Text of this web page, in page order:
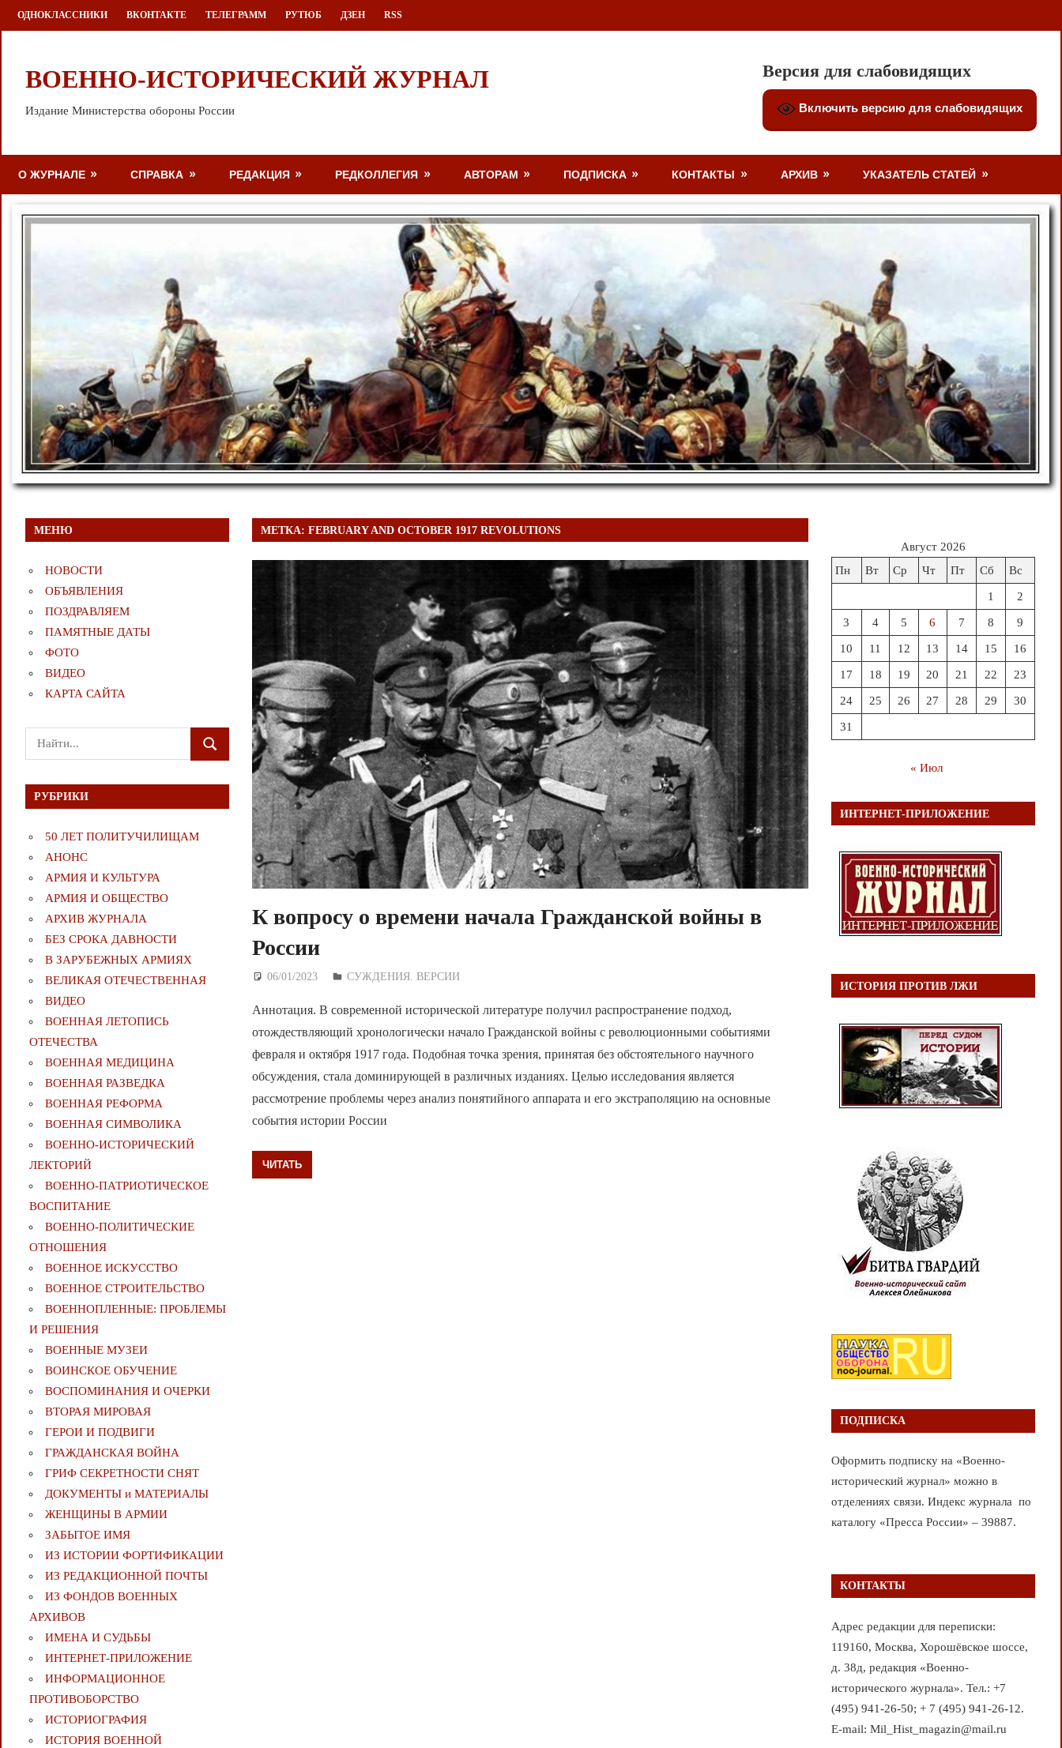
Перейти
к
ОДНОКЛАССНИКИ ВКОНТАКТЕ ТЕЛЕГРАММ РУТЮБ ДЗЕН RSS
ВОЕННО-ИСТОРИЧЕСКИЙ ЖУРНАЛ
Издание Министерства обороны России
Версия для слабовидящих
Включить версию для слабовидящих
О ЖУРНАЛЕ СПРАВКА РЕДАКЦИЯ РЕДКОЛЛЕГИЯ АВТОРАМ ПОДПИСКА КОНТАКТЫ АРХИВ УКАЗАТЕЛЬ СТАТЕЙ
МЕТКА:FEBRUARY AND OCTOBER 1917 REVOLUTIONS
К вопросу о времени начала Гражданской войны в
России
06/01/2023 Дежурный по Редакции
СУЖДЕНИЯ. ВЕРСИИ
Аннотация. В современной исторической литературе получил распространение подход,
отождествляющий хронологически начало Гражданской войны с революционными событиями
февраля и октября 1917 года. Подобная точка зрения, принятая без обстоятельного научного
обсуждения, стала доминирующей в различных изданиях. Целью исследования является
рассмотрение проблемы через анализ понятийного аппарата и его экстраполяцию на основные
события истории России
ЧИТАТЬ
МЕНЮ
НОВОСТИ
ОБЪЯВЛЕНИЯ
ПОЗДРАВЛЯЕМ
ПАМЯТНЫЕ ДАТЫ
ФОТО
ВИДЕО
КАРТА САЙТА
Поиск
для:
ПОИСК
РУБРИКИ
50 ЛЕТ ПОЛИТУЧИЛИЩАМ
АНОНС
АРМИЯ И КУЛЬТУРА
АРМИЯ И ОБЩЕСТВО
АРХИВ ЖУРНАЛА
БЕЗ СРОКА ДАВНОСТИ
В ЗАРУБЕЖНЫХ АРМИЯХ
ВЕЛИКАЯ ОТЕЧЕСТВЕННАЯ
ВИДЕО
ВОЕННАЯ ЛЕТОПИСЬ
ОТЕЧЕСТВА
ВОЕННАЯ МЕДИЦИНА
ВОЕННАЯ РАЗВЕДКА
ВОЕННАЯ РЕФОРМА
ВОЕННАЯ СИМВОЛИКА
ВОЕННО-ИСТОРИЧЕСКИЙ
ЛЕКТОРИЙ
ВОЕННО-ПАТРИОТИЧЕСКОЕ
ВОСПИТАНИЕ
ВОЕННО-ПОЛИТИЧЕСКИE
ОТНОШЕНИЯ
ВОЕННОЕ ИСКУССТВО
ВОЕННОЕ СТРОИТЕЛЬСТВО
ВОЕННОПЛЕННЫЕ: ПРОБЛЕМЫ
И РЕШЕНИЯ
ВОЕННЫЕ МУЗЕИ
ВОИНСКОЕ ОБУЧЕНИЕ
ВОСПОМИНАНИЯ И ОЧЕРКИ
ВТОРАЯ МИРОВАЯ
ГЕРОИ И ПОДВИГИ
ГРАЖДАНСКАЯ ВОЙНА
ГРИФ СЕКРЕТНОСТИ СНЯТ
ДОКУМЕНТЫ и МАТЕРИАЛЫ
ЖЕНЩИНЫ В АРМИИ
ЗАБЫТОЕ ИМЯ
ИЗ ИСТОРИИ ФОРТИФИКАЦИИ
ИЗ РЕДАКЦИОННОЙ ПОЧТЫ
ИЗ ФОНДОВ ВОЕННЫХ
АРХИВОВ
ИМЕНА И СУДЬБЫ
ИНТЕРНЕТ-ПРИЛОЖЕНИЕ
ИНФОРМАЦИОННОЕ
ПРОТИВОБОРСТВО
ИСТОРИОГРАФИЯ
ИСТОРИЯ ВОЕННОЙ
Август 2026
Пн
Вт Ср Чт Пт Сб Вс
1 2
3 4 5 6 7 8 9
10 11 12 13 14 15 16
17 18 19 20 21 22 23
24 25 26 27 28 29 30
31
« Июл
ИНТЕРНЕТ-ПРИЛОЖЕНИЕ
ИСТОРИЯ ПРОТИВ ЛЖИ
ПОДПИСКА
Оформить подписку на «Военно-
исторический журнал» можно в
отделениях связи. Индекс журнала по
каталогу «Пресса России» – 39887.
КОНТАКТЫ
Адрес редакции для переписки:
119160, Москва, Хорошёвское шоссе,
д. 38д, редакция «Военно-
исторического журнала». Тел.: +7
(495) 941-26-50; + 7 (495) 941-26-12.
E-mail: Mil_Hist_magazin@mail.ru